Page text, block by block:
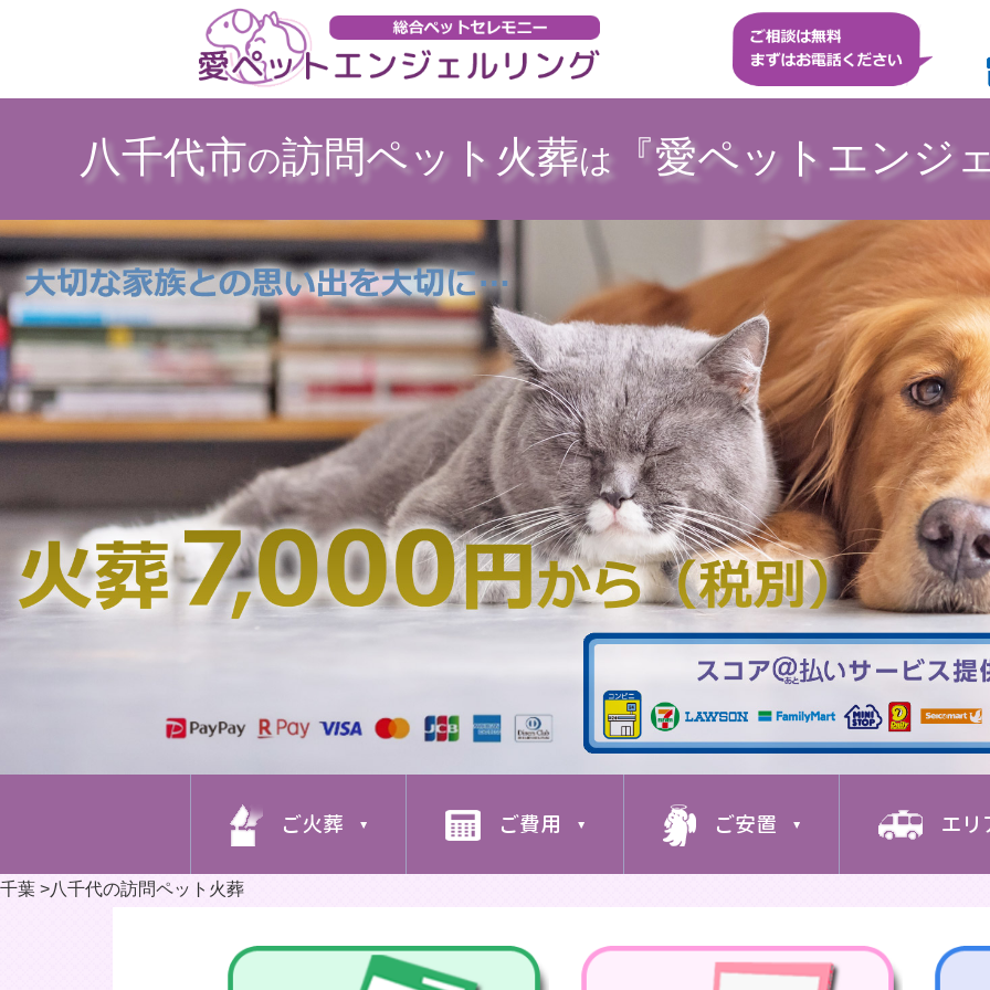
八千代市の訪問ペット火葬は 『愛ペットエンジ
ご火葬 ご費用 ご安置 エリ
千葉 >八千代の訪問ペット火葬